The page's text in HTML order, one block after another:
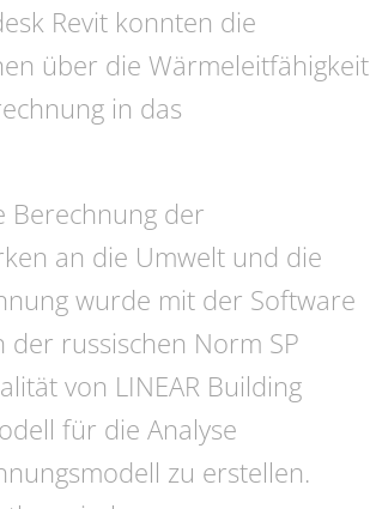
Revit konnten die
über die Wärmeleitfähigkeit
in das
Berechnung der
an die Umwelt und die
wurde mit der Software
der russischen Norm SP
von LINEAR ­Building
für die Analyse
zu erstellen.